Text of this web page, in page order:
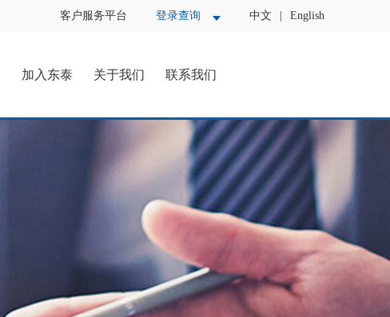
中文 English
登录查询
客户服务平台
加入东泰 关于我们 联系我们